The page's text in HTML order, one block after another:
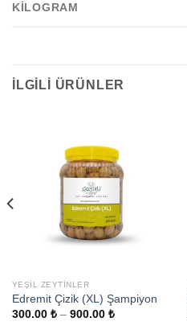
KILOGRAM
İLGILI ÜRÜNLER
YEŞIL ZEYTINLER
Edremit Çizik (XL) Şampiyon
300.00 ₺– 900.00 ₺